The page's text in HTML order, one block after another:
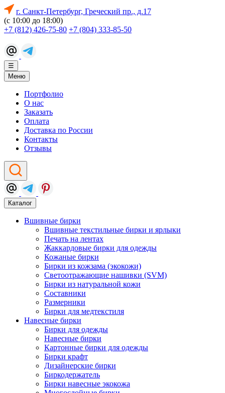
г. Санкт-Петербург, Греческий пр., д.17
(с 10:00 до 18:00)
+7 (812) 426-75-80 +7 (804) 333-85-50
☰
Меню
Портфолио
О нас
Заказать
Оплата
Доставка по России
Контакты
Отзывы
Каталог
Вшивные бирки
Вшивные текстильные бирки и ярлыки
Печать на лентах
Жаккардовые бирки для одежды
Кожаные бирки
Бирки из кожзама (экокожи)
Светоотражающие нашивки (SVM)
Бирки из натуральной кожи
Составники
Размерники
Бирки для медтекстиля
Навесные бирки
Бирки для одежды
Навесные бирки
Картонные бирки для одежды
Бирки крафт
Дизайнерские бирки
Биркодержатель
Бирки навесные экокожа